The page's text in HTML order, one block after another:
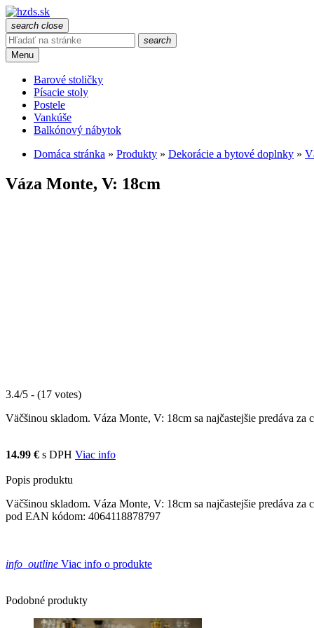
search close
search
Menu
Barové stoličky
Písacie stoly
Postele
Vankúše
Balkónový nábytok
Domáca stránka » Produkty » Dekorácie a bytové doplnky »
Váza Monte, V: 18cm
3.4/5 - (17 votes)
Väčšinou skladom. Váza Monte, V: 18cm sa najčastejšie predáva
14.99 € s DPH Viac info
Popis produktu
Väčšinou skladom. Váza Monte, V: 18cm sa najčastejšie predáva
pod EAN kódom: 4064118878797
info_outline Viac info o produkte
Podobné produkty